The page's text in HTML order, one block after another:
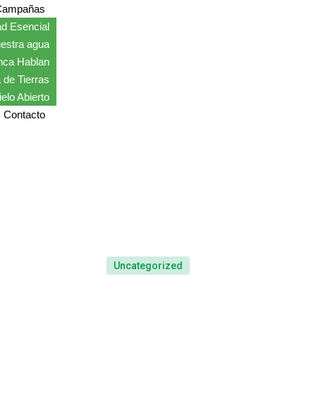
Esencial
agua
Hablan
de Tierras
Abierto
Contacto
Uncategorized